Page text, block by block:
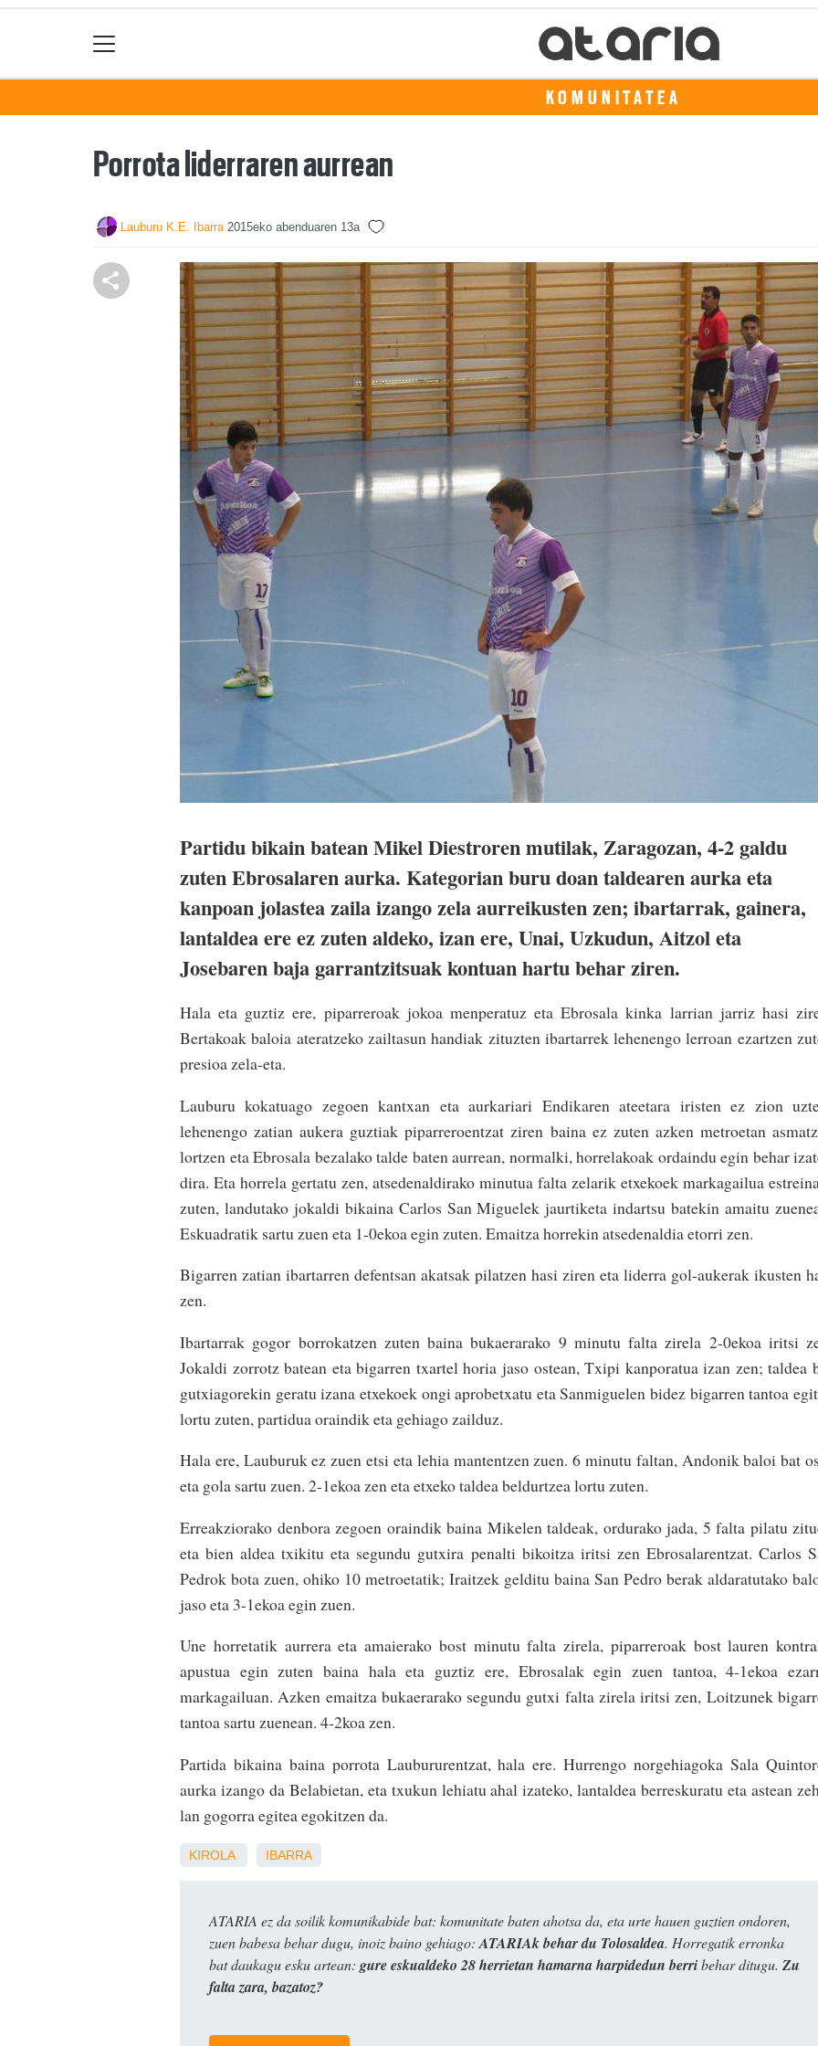
KOMUNITATEA
Porrota liderraren aurrean
Lauburu K.E. Ibarra 2015eko abenduaren 13a
Partidu bikain batean Mikel Diestroren mutilak, Zaragozan, 4-2 galdu
zuten Ebrosalaren aurka. Kategorian buru doan taldearen aurka eta
kanpoan jolastea zaila izango zela aurreikusten zen; ibartarrak, gainera,
lantaldea ere ez zuten aldeko, izan ere, Unai, Uzkudun, Aitzol eta
Josebaren baja garrantzitsuak kontuan hartu behar ziren.
Hala eta guztiz ere, piparreroak jokoa menperatuz eta Ebrosala kinka larrian jarriz hasi
Bertakoak baloia ateratzeko zailtasun handiak zituzten ibartarrek lehenengo lerroan ezartzen
presioa zela-eta.
Lauburu kokatuago zegoen kantxan eta aurkariari Endikaren ateetara iristen ez zion
lehenengo zatian aukera guztiak piparreroentzat ziren baina ez zuten azken metroetan
lortzen eta Ebrosala bezalako talde baten aurrean, normalki, horrelakoak ordaindu egin behar
dira. Eta horrela gertatu zen, atsedenaldirako minutua falta zelarik etxekoek markagailua
zuten, landutako jokaldi bikaina Carlos San Miguelek jaurtiketa indartsu batekin amaitu
Eskuadratik sartu zuen eta 1-0ekoa egin zuten. Emaitza horrekin atsedenaldia etorri zen.
Bigarren zatian ibartarren defentsan akatsak pilatzen hasi ziren eta liderra gol-aukerak ikusten
zen.
Ibartarrak gogor borrokatzen zuten baina bukaerarako 9 minutu falta zirela 2-0ekoa iritsi
Jokaldi zorrotz batean eta bigarren txartel horia jaso ostean, Txipi kanporatua izan zen; taldea
gutxiagorekin geratu izana etxekoek ongi aprobetxatu eta Sanmiguelen bidez bigarren tantoa
lortu zuten, partidua oraindik eta gehiago zailduz.
Hala ere, Lauburuk ez zuen etsi eta lehia mantentzen zuen. 6 minutu faltan, Andonik baloi bat
eta gola sartu zuen. 2-1ekoa zen eta etxeko taldea beldurtzea lortu zuten.
Erreakziorako denbora zegoen oraindik baina Mikelen taldeak, ordurako jada, 5 falta pilatu
eta bien aldea txikitu eta segundu gutxira penalti bikoitza iritsi zen Ebrosalarentzat. Carlos
Pedrok bota zuen, ohiko 10 metroetatik; Iraitzek gelditu baina San Pedro berak aldaratutako
jaso eta 3-1ekoa egin zuen.
Une horretatik aurrera eta amaierako bost minutu falta zirela, piparreroak bost lauren
apustua egin zuten baina hala eta guztiz ere, Ebrosalak egin zuen tantoa, 4-1ekoa
markagailuan. Azken emaitza bukaerarako segundu gutxi falta zirela iritsi zen, Loitzunek
tantoa sartu zuenean. 4-2koa zen.
Partida bikaina baina porrota Laubururentzat, hala ere. Hurrengo norgehiagoka Sala
aurka izango da Belabietan, eta txukun lehiatu ahal izateko, lantaldea berreskuratu eta astean
lan gogorra egitea egokitzen da.
KIROLA IBARRA
ATARIA ez da soilik komunikabide bat: komunitate baten ahotsa da, eta urte hauen guztien ondoren,
zuen babesa behar dugu, inoiz baino gehiago: ATARIAk behar du Tolosaldea. Horregatik erronka
bat daukagu esku artean: gure eskualdeko 28 herrietan hamarna harpidedun berribehar ditugu. Zu
falta zara, bazatoz?